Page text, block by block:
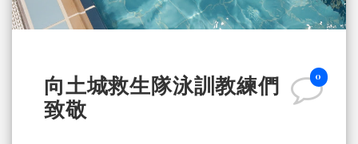
0
向土城救生隊泳訓教練們
致敬